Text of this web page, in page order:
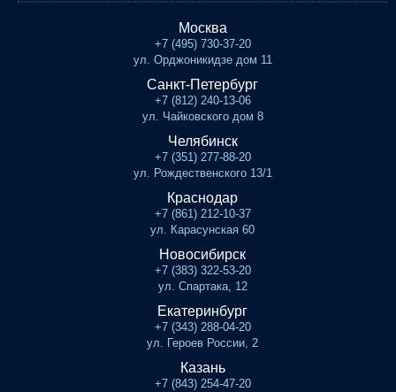
Москва
+7 (495) 730-37-20
ул. Орджоникидзе дом 11
Санкт-Петербург
+7 (812) 240-13-06
ул. Чайковского дом 8
Челябинск
+7 (351) 277-88-20
ул. Рождественского 13/1
Краснодар
+7 (861) 212-10-37
ул. Карасунская 60
Новосибирск
+7 (383) 322-53-20
ул. Спартака, 12
Екатеринбург
+7 (343) 288-04-20
ул. Героев России, 2
Казань
+7 (843) 254-47-20